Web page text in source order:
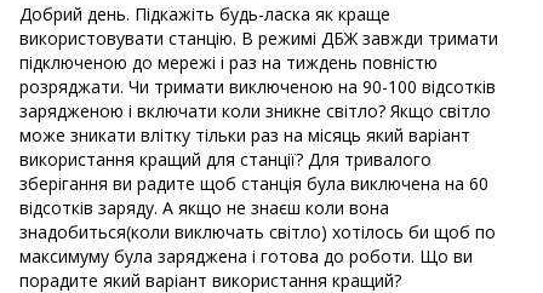
Добрий день. Підкажіть будь-ласка як краще
використовувати станцію. В режимі ДБЖ завжди тримати
підключеною до мережі і раз на тиждень повністю
розряджати. Чи тримати виключеною на 90-100 відсотків
зарядженою і включати коли зникне світло? Якщо світло
може зникати влітку тільки раз на місяць який варіант
використання кращий для станції? Для тривалого
зберігання ви радите щоб станція була виключена на 60
відсотків заряду. А якщо не знаєш коли вона
знадобиться(коли виключать світло) хотілось би щоб по
максимуму була заряджена і готова до роботи. Що ви
порадите який варіант використання кращий?